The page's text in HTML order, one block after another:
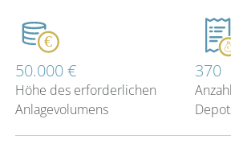
50.000 €
Höhe des erforderlichen
Anlagevolumens
370